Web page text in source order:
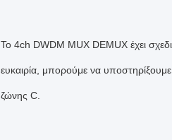
Το 4ch DWDM MUX DEMUX έχει
ευκαιρία, μπορούμε να
ζώνης C.